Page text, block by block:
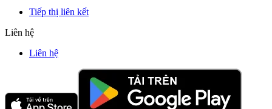
Tiếp thị liên kết
Liên hệ
Liên hệ